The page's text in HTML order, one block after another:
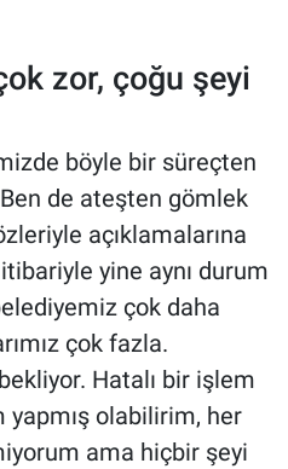
zor, çoğu şeyi
böyle bir süreçten
de ateşten gömlek
açıklamalarına
yine aynı durum
çok daha
çok fazla.
Hatalı bir işlem
olabilirim, her
ama hiçbir şeyi